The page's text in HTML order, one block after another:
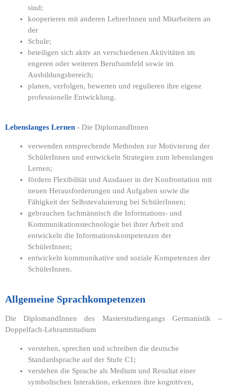
sind;
kooperieren mit anderen LehrerInnen und Mitarbeitern an
der
Schule;
beteiligen sich aktiv an verschiedenen Aktivitäten im
engeren oder weiteren Berufsumfeld sowie im
Ausbildungsbereich;
planen, verfolgen, bewerten und regulieren ihre eigene
professionelle Entwicklung.
Lebenslanges Lernen - Die DiplomandInnen
verwenden entsprechende Methoden zur Motivierung der
SchülerInnen und entwickeln Strategien zum lebenslangen
Lernen;
fördern Flexibilität und Ausdauer in der Konfrontation mit
neuen Herausforderungen und Aufgaben sowie die
Fähigkeit der Selbstevaluierung bei SchülerInnen;
gebrauchen fachmännisch die Informations- und
Kommunikationstechnologie bei ihrer Arbeit und
entwickeln die Informationskompetenzen der
SchülerInnen;
entwickeln kommunikative und soziale Kompetenzen der
SchülerInnen.
Allgemeine Sprachkompetenzen
Die DiplomandInnen des Masterstudiengangs Germanistik –
Doppelfach-Lehramtstudium
verstehen, sprechen und schreiben die deutsche
Standardsprache auf der Stufe C1;
verstehen die Sprache als Medium und Resultat einer
symbolischen Interaktion, erkennen ihre kognitiven,